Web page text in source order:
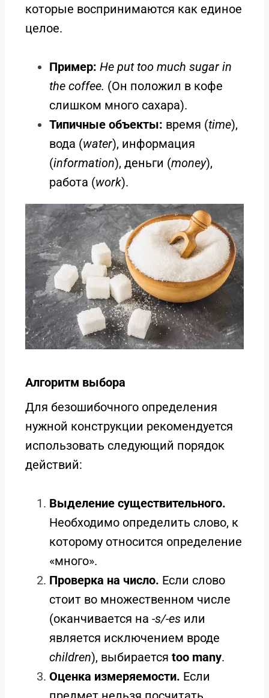
которые воспринимаются как единое
целое.
Пример: He put too much sugar in
the coffee. (Он положил в кофе
слишком много сахара).
Типичные объекты: время (time),
вода (water), информация
(information), деньги (money),
работа (work).
Алгоритм выбора
Для безошибочного определения
нужной конструкции рекомендуется
использовать следующий порядок
действий:
Выделение существительного.
Необходимо определить слово, к
которому относится определение
«много».
Проверка на число. Если слово
стоит во множественном числе
(оканчивается на -s/-es или
является исключением вроде
children), выбирается too many.
Оценка измеряемости. Если